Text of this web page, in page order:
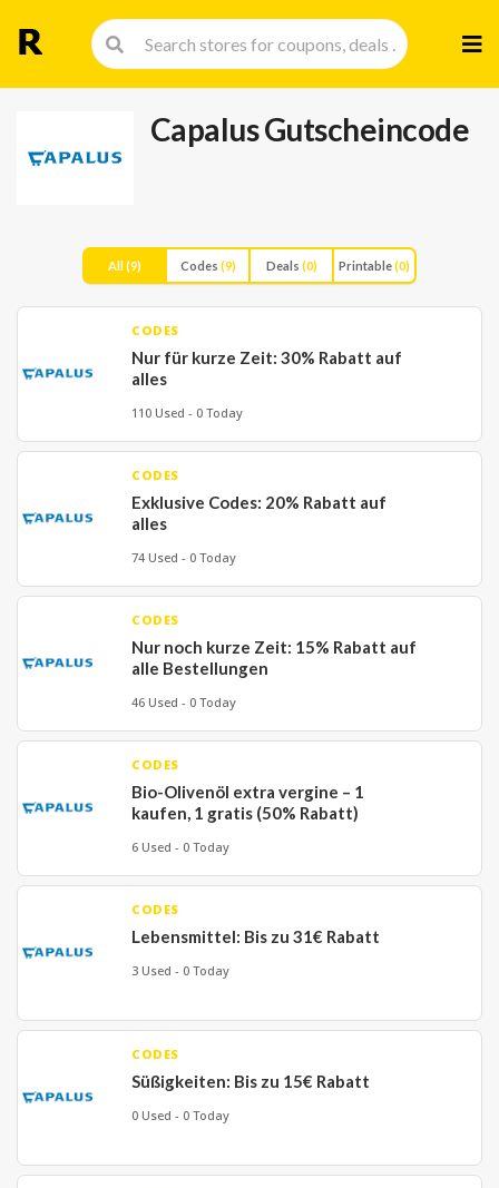
to
Capalus Gutscheincode
All(9) Codes (9) Deals (0) Printable(0)
CODES
Nur für kurze Zeit: 30% Rabatt auf
alles
110 Used - 0 Today
CODES
Exklusive Codes: 20% Rabatt auf
alles
74 Used - 0 Today
CODES
Nur noch kurze Zeit: 15% Rabatt auf
alle Bestellungen
46 Used - 0 Today
CODES
Bio-Olivenöl extra vergine – 1
kaufen, 1 gratis (50% Rabatt)
6 Used - 0 Today
CODES
Lebensmittel: Bis zu 31€ Rabatt
3 Used - 0 Today
CODES
Süßigkeiten: Bis zu 15€ Rabatt
0 Used - 0 Today